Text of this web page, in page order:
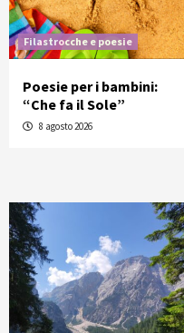
Filastrocche e poesie
Poesie per i bambini:
“Che fa il Sole”
8 agosto 2026